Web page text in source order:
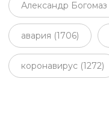
Александр Богомаз
авария (1706)
коронавирус (1272)